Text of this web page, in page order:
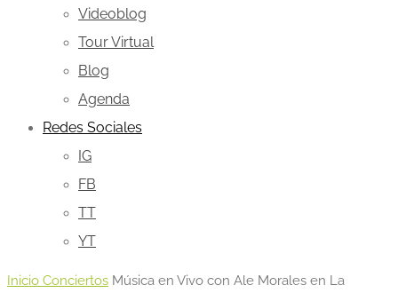
Videoblog
Tour Virtual
Blog
Agenda
Redes Sociales
IG
FB
TT
YT
Inicio Conciertos Música en Vivo con Ale Morales en La